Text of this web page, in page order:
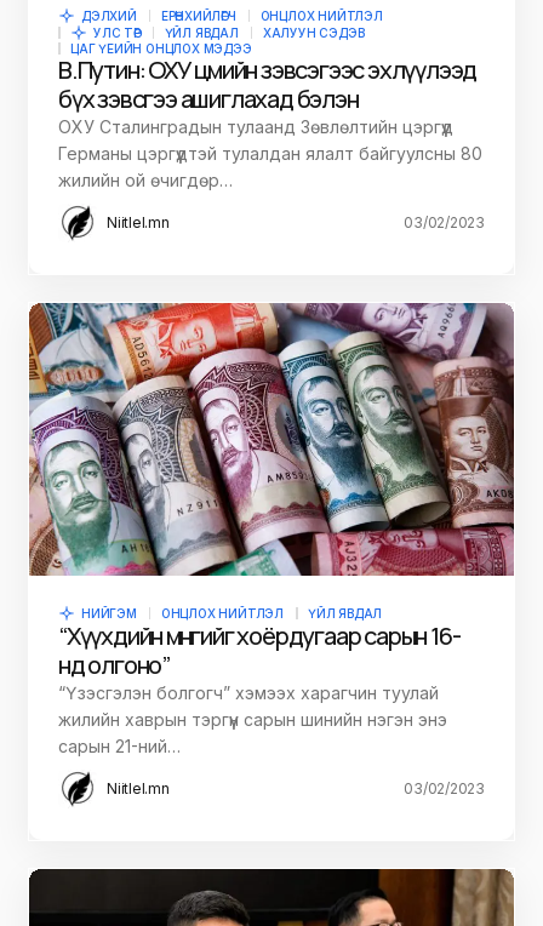
ДЭЛХИЙ ЕРӨНХИЙЛӨГЧ
ОНЦЛОХ НИЙТЛЭЛ
УЛС ТӨР
ҮЙЛ ЯВДАЛ
ХАЛУУН СЭДЭВ
ЦАГ ҮЕИЙН ОНЦЛОХ МЭДЭЭ
В.Путин: ОХУ цөмийн зэвсэгээс эхлүүлээд
бүх зэвсгээ ашиглахад бэлэн
ОХУ Сталинградын тулаанд Зөвлөлтийн цэргүүд
Германы цэргүүдтэй тулалдан ялалт байгуулсны 80
жилийн ой өчигдөр…
Niitlel.mn 03/02/2023
НИЙГЭМ ОНЦЛОХ НИЙТЛЭЛ ҮЙЛ ЯВДАЛ
“Хүүхдийн мөнгийг хоёрдугаар сарын 16-
нд олгоно”
“Үзэсгэлэн болгогч” хэмээх харагчин туулай
жилийн хаврын тэргүүн сарын шинийн нэгэн энэ
сарын 21-ний…
Niitlel.mn 03/02/2023